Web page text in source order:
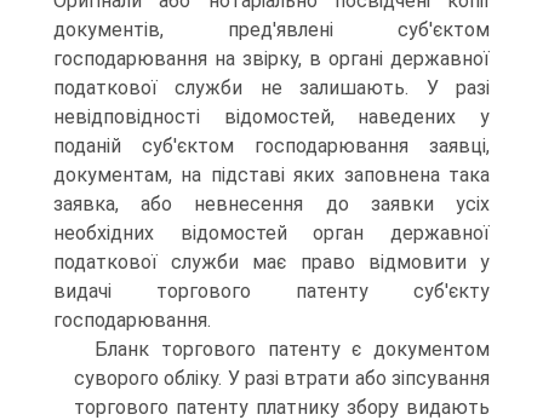
документів, пред'явлені суб'єктом
господарювання на звірку, в органі державної
податкової служби не залишають. У разі
невідпо­відності відомостей, наведених у
поданій суб'єктом господа­рювання заявці,
документам, на підставі яких заповнена така
заявка, або невнесення до заявки усіх
необхідних відомостей орган державної
податкової служби має право відмовити у
видачі торгового патенту суб'єкту
господарювання.
Бланк торгового патенту є документом
суворого обліку. У разі втрати або зіпсування
торгового патенту платнику збору видають